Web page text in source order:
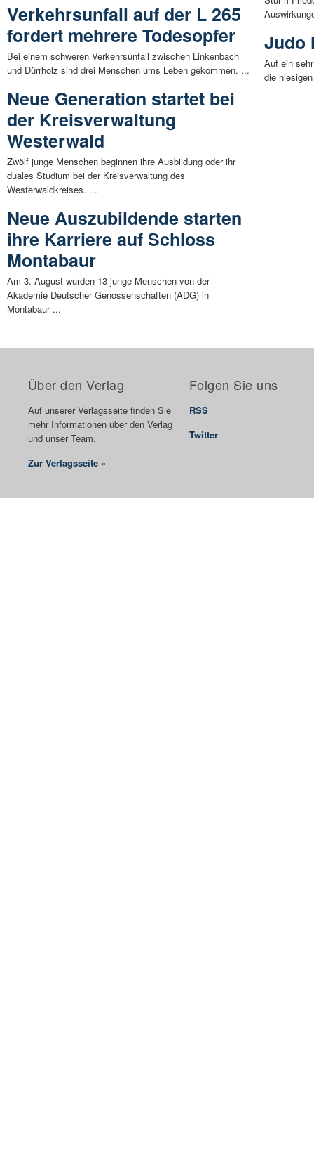
Verkehrsunfall auf der L 265
fordert mehrere Todesopfer
Bei einem schweren Verkehrsunfall zwischen Linkenbach
und Dürrholz sind drei Menschen ums Leben gekommen. ...
Neue Generation startet bei
der Kreisverwaltung
Westerwald
Zwölf junge Menschen beginnen ihre Ausbildung oder ihr
duales Studium bei der Kreisverwaltung des
Westerwaldkreises. ...
Neue Auszubildende starten
ihre Karriere auf Schloss
Montabaur
Am 3. August wurden 13 junge Menschen von der
Akademie Deutscher Genossenschaften (ADG) in
Montabaur ...
Judo
Auf ein
die
Über den Verlag
Auf unserer Verlagsseite finden Sie
mehr Informationen über den Verlag
und unser Team.
Zur Verlagsseite »
Folgen Sie uns
RSS
Twitter